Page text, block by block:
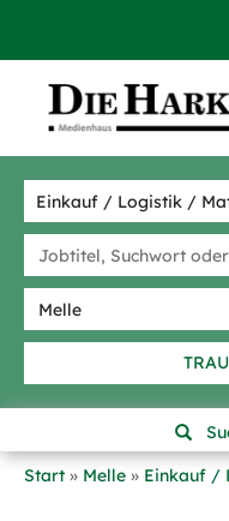
Start
Melle
Einkauf /